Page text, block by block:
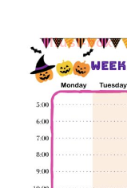
illust-box